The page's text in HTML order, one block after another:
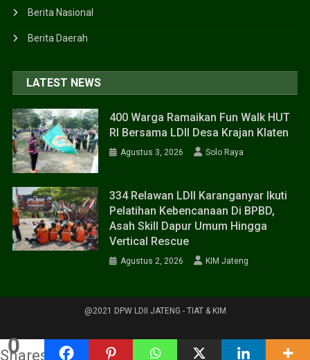
0
Shares
Berita Nasional
Berita Daerah
LATEST NEWS
400 Warga Ramaikan Fun Walk HUT
RI Bersama LDII Desa Krajan Klaten
Agustus 3, 2026 Solo Raya
334 Relawan LDII Karanganyar Ikuti
Pelatihan Kebencanaan Di BPBD,
Asah Skill Dapur Umum Hingga
Vertical Rescue
Agustus 2, 2026 KIM Jateng
@2021 DPW LDII JATENG - TIAT & KIM